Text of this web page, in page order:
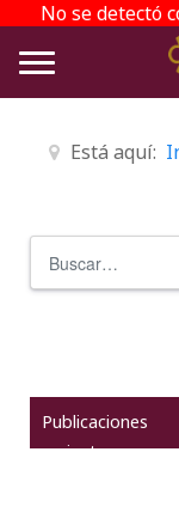
No se detectó
Está aquí:
Publicaciones
recientes
del Virreinato